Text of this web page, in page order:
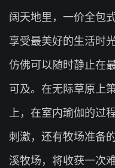
阔天地里，一价全包
享受最美好的生活时
仿佛可以随时静止在
可及。在无际草原上
上，在室内瑜伽的过
刺激，还有牧场准备
溪牧场，将收获一次